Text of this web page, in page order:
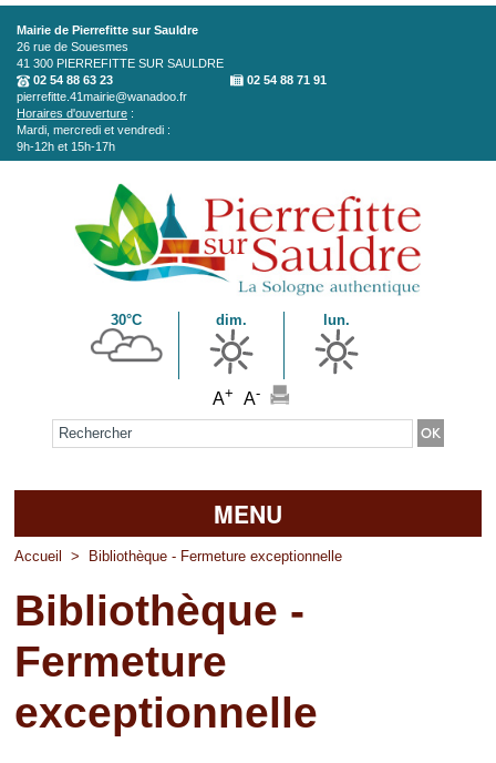
Aller au contenu principal
Mairie de Pierrefitte sur Sauldre
26 rue de Souesmes
41 300 PIERREFITTE SUR SAULDRE
02 54 88 63 23
02 54 88 71 91
pierrefitte.41mairie@wanadoo.fr
Horaires d'ouverture :
Mardi, mercredi et vendredi :
9h-12h et 15h-17h
30°C dim. lun.
A+ A-
Formulaire de recherche
MENU
Accueil
La mairie
Découvrir Pierrefitte
Vie pratique
Accueil > Bibliothèque - Fermeture exceptionnelle
Bibliothèque -
Fermeture
exceptionnelle